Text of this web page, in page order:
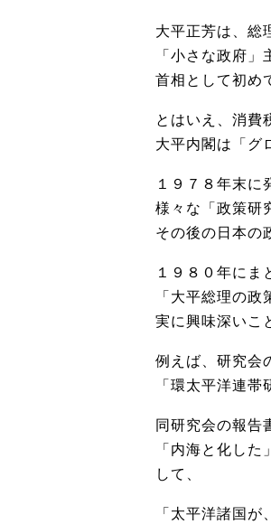
大平正芳は、総
「小さな政府」
首相として初め
とはいえ、消費
大平内閣は「グ
１９７８年末に
様々な「政策研
その後の日本の
１９８０年にま
「大平総理の政
実に興味深いこ
例えば、研究会
「環太平洋連帯
同研究会の報告
「内海と化し
して、
「太平洋諸国